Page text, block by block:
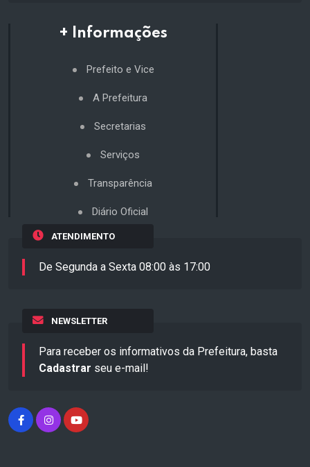
+ Informações
Prefeito e Vice
A Prefeitura
Secretarias
Serviços
Transparência
Diário Oficial
ATENDIMENTO
De Segunda a Sexta 08:00 às 17:00
NEWSLETTER
Para receber os informativos da Prefeitura, basta
Cadastrar seu e-mail!